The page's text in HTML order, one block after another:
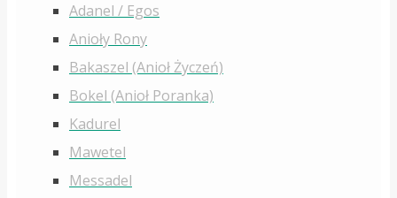
Adanel / Egos
Anioły Rony
Bakaszel (Anioł Życzeń)
Bokel (Anioł Poranka)
Kadurel
Mawetel
Messadel